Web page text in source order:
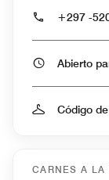
+297 -
Código
CARNES A LA